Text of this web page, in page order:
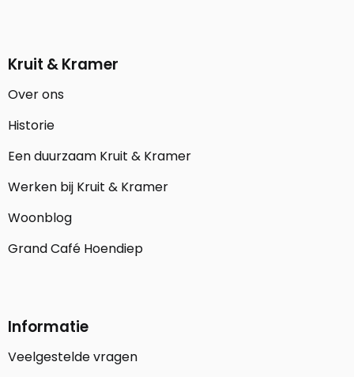
Kruit & Kramer
Over ons
Historie
Een duurzaam Kruit & Kramer
Werken bij Kruit & Kramer
Woonblog
Grand Café Hoendiep
Informatie
Veelgestelde vragen